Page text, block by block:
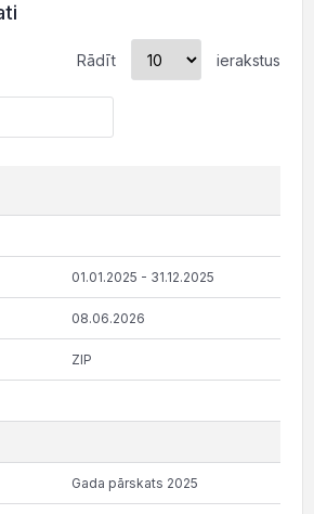
Rādīt ierakstus
01.01.2025 - 31.12.2025
08.06.2026
ZIP
Gada pārskats 2025